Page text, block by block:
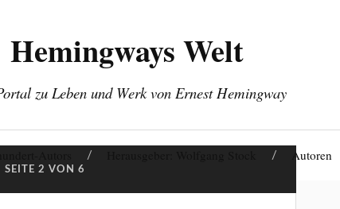
Hemingways Welt
zu Leben und Werk von Ernest Hemingway
Autoren
SEITE 2 VON 6